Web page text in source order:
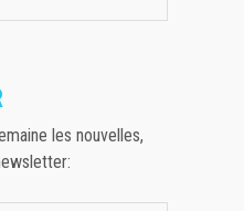
les nouvelles,